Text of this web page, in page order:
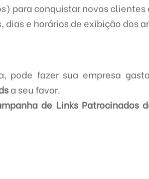
para conquistar novos
dias e horários de exibição dos
pode fazer sua empresa
a seu favor.
de Links Patrocinados